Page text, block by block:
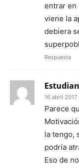
entrar en
viene la
debiera
Respuesta
16 abril 2017
Parece
la tengo,
podría
Eso de